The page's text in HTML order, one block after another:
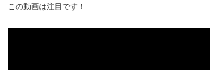
この動画は注目です！